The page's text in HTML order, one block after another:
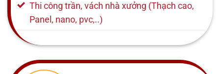
Thi công trần, vách nhà xưởng (Thạch cao,
Panel, nano, pvc,..)